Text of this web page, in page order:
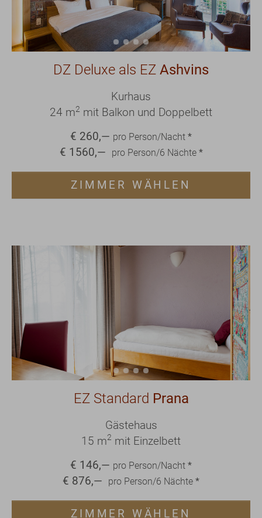
DZ Deluxe als EZ Ashvins
Kurhaus
24 m2 mit Balkon und Doppelbett
€ 260,— pro Person/Nacht *
€ 1560,— pro Person/6 Nächte *
ZIMMER WÄHLEN
EZ Standard Prana
Gästehaus
15 m2 mit Einzelbett
€ 146,— pro Person/Nacht *
€ 876,— pro Person/6 Nächte *
ZIMMER WÄHLEN